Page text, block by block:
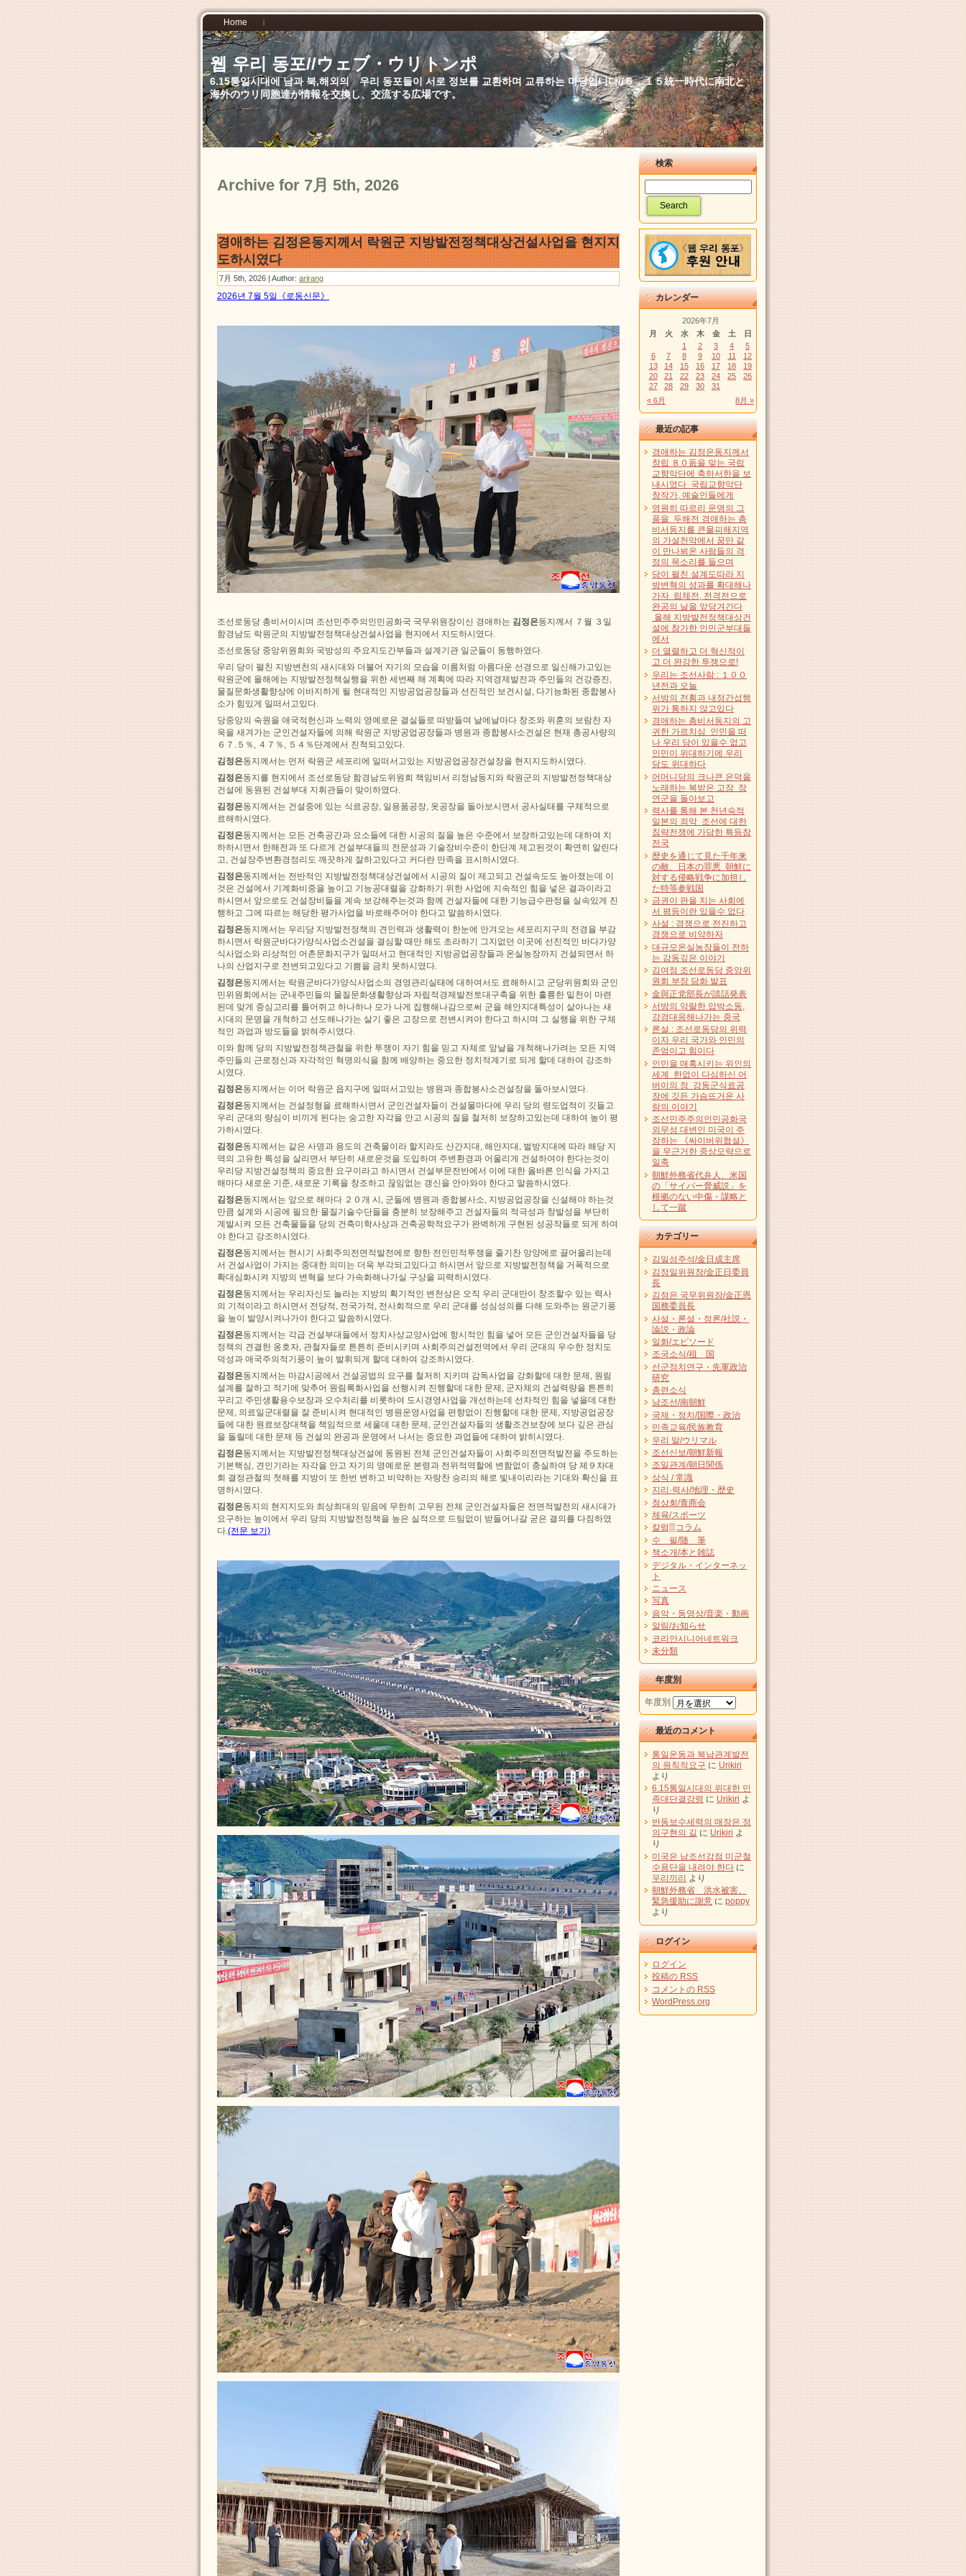
Home
웹 우리 동포//ウェブ・ウリトンポ
6.15통일시대에 남과 북,해외의 우리 동포들이 서로 정보를 교환하며 교류하는 마당입니다//６．１５統一時代に南北と
海外のウリ同胞達が情報を交換し、交流する広場です。
Archive for 7月 5th, 2026
경애하는 김정은동지께서 락원군 지방발전정책대상건설사업을 현지지
도하시였다
7月 5th, 2026 | Author: arirang
2026년 7월 5일《로동신문》
조선로동당 총비서이시며 조선민주주의인민공화국 국무위원장이신 경애하는 김정은동지께서 ７월 ３일
함경남도 락원군의 지방발전정책대상건설사업을 현지에서 지도하시였다.
조선로동당 중앙위원회와 국방성의 주요지도간부들과 설계기관 일군들이 동행하였다.
우리 당이 펼친 지방변천의 새시대와 더불어 자기의 모습을 이름처럼 아름다운 선경으로 일신해가고있는
락원군에 올해에는 지방발전정책실행을 위한 세번째 해 계획에 따라 지역경제발전과 주민들의 건강증진,
물질문화생활향상에 이바지하게 될 현대적인 지방공업공장들과 선진적인 보건시설, 다기능화된 종합봉사
소가 힘있게 일떠서고있다.
당중앙의 숙원을 애국적헌신과 노력의 영예로운 결실들로 떠받들며 날에날마다 창조와 위훈의 보람찬 자
욱을 새겨가는 군인건설자들에 의해 락원군 지방공업공장들과 병원과 종합봉사소건설은 현재 총공사량의
６７.５％, ４７％, ５４％단계에서 진척되고있다.
김정은동지께서는 먼저 락원군 세포리에 일떠서고있는 지방공업공장건설장을 현지지도하시였다.
김정은동지를 현지에서 조선로동당 함경남도위원회 책임비서 리정남동지와 락원군의 지방발전정책대상
건설에 동원된 건설부대 지휘관들이 맞이하였다.
김정은동지께서는 건설중에 있는 식료공장, 일용품공장, 옷공장을 돌아보시면서 공사실태를 구체적으로
료해하시였다.
김정은동지께서는 모든 건축공간과 요소들에 대한 시공의 질을 높은 수준에서 보장하고있는데 대하여 치
하하시면서 한해전과 또 다르게 건설부대들의 전문성과 기술장비수준이 한단계 제고된것이 확연히 알린다
고, 건설장주변환경정리도 깨끗하게 잘하고있다고 커다란 만족을 표시하시였다.
김정은동지께서는 전반적인 지방발전정책대상건설에서 시공의 질이 제고되고 건설속도도 높아졌는데 이
것은 건설에서 기계화비중을 높이고 기능공대렬을 강화하기 위한 사업에 지속적인 힘을 넣은 결과이라고
하시면서 앞으로도 건설장비들을 계속 보강해주는것과 함께 건설자들에 대한 기능급수판정을 실속있게 진
행하고 그에 따르는 해당한 평가사업을 바로해주어야 한다고 말씀하시였다.
김정은동지께서는 우리당 지방발전정책의 견인력과 생활력이 한눈에 안겨오는 세포리지구의 전경을 부감
하시면서 락원군바다가양식사업소건설을 결심할 때만 해도 초라하기 그지없던 이곳에 선진적인 바다가양
식사업소와 리상적인 어촌문화지구가 일떠서고 현대적인 지방공업공장들과 온실농장까지 건설되면서 하
나의 산업지구로 전변되고있다고 기쁨을 금치 못하시였다.
김정은동지께서는 락원군바다가양식사업소의 경영관리실태에 대하여서도 료해하시고 군당위원회와 군인
민위원회에서는 군내주민들의 물질문화생활향상과 자립적경제발전토대구축을 위한 훌륭한 밑천이 마련
된데 맞게 중심고리를 틀어쥐고 하나하나 모가 나게 집행해나감으로써 군을 해안지대특성이 살아나는 새
시대의 문명을 개척하고 선도해나가는 살기 좋은 고장으로 전변시켜야 한다고 하시며 그 실행을 위한 구체
적인 과업과 방도들을 밝혀주시였다.
이와 함께 당의 지방발전정책관철을 위한 투쟁이 자기 힘을 믿고 자체로 앞날을 개척해나가려는 모든 지역
주민들의 근로정신과 자각적인 혁명의식을 함께 배양하는 중요한 정치적계기로 되게 할데 대하여 강조하
시였다.
김정은동지께서는 이어 락원군 읍지구에 일떠서고있는 병원과 종합봉사소건설장을 돌아보시였다.
김정은동지께서는 건설정형을 료해하시면서 군인건설자들이 건설물마다에 우리 당의 령도업적이 깃들고
우리 군대의 량심이 비끼게 된다는 숭고한 자각을 안고 시공의 질을 철저히 보장하고있는데 대하여 높이 평
가하시였다.
김정은동지께서는 같은 사명과 용도의 건축물이라 할지라도 산간지대, 해안지대, 벌방지대에 따라 해당 지
역의 고유한 특성을 살리면서 부단히 새로운것을 도입하며 주변환경과 어울리게 건설하여야 한다는것이
우리당 지방건설정책의 중요한 요구이라고 하시면서 건설부문전반에서 이에 대한 옳바른 인식을 가지고
해마다 새로운 기준, 새로운 기록을 창조하고 끊임없는 갱신을 안아와야 한다고 말씀하시였다.
김정은동지께서는 앞으로 해마다 ２０개 시, 군들에 병원과 종합봉사소, 지방공업공장을 신설해야 하는것
만큼 설계와 시공에 필요한 물질기술수단들을 충분히 보장해주고 건설자들의 적극성과 창발성을 부단히
계발시켜 모든 건축물들을 당의 건축미학사상과 건축공학적요구가 완벽하게 구현된 성공작들로 되게 하여
야 한다고 강조하시였다.
김정은동지께서는 현시기 사회주의전면적발전에로 향한 전인민적투쟁을 줄기찬 앙양에로 끌어올리는데
서 건설사업이 가지는 중대한 의미는 더욱 부각되고있다고 하시면서 앞으로 지방발전정책을 거폭적으로
확대심화시켜 지방의 변혁을 보다 가속화해나가실 구상을 피력하시였다.
김정은동지께서는 우리자신도 놀라는 지방의 획기적인 변천상은 오직 우리 군대만이 창조할수 있는 력사
의 기적이라고 하시면서 전당적, 전국가적, 전사회적으로 우리 군대를 성심성의를 다해 도와주는 원군기풍
을 높이 발양시켜나가야 한다고 말씀하시였다.
김정은동지께서는 각급 건설부대들에서 정치사상교양사업에 항시적인 힘을 넣어 모든 군인건설자들을 당
정책의 견결한 옹호자, 관철자들로 튼튼히 준비시키며 사회주의건설전역에서 우리 군대의 우수한 정치도
덕성과 애국주의적기풍이 높이 발휘되게 할데 대하여 강조하시였다.
김정은동지께서는 마감시공에서 건설공법의 요구를 철저히 지키며 감독사업을 강화할데 대한 문제, 원림
설계를 잘하고 적기에 맞추어 원림록화사업을 선행시켜 진행할데 대한 문제, 군자체의 건설력량을 튼튼히
꾸리고 주민생활용수보장과 오수처리를 비롯하여 도시경영사업을 개선하는데 선차적인 힘을 넣을데 대한
문제, 의료일군대렬을 잘 준비시켜 현대적인 병원운영사업을 편향없이 진행할데 대한 문제, 지방공업공장
들에 대한 원료보장대책을 책임적으로 세울데 대한 문제, 군인건설자들의 생활조건보장에 보다 깊은 관심
을 돌릴데 대한 문제 등 건설의 완공과 운영에서 나서는 중요한 과업들에 대하여 밝히시였다.
김정은동지께서는 지방발전정책대상건설에 동원된 전체 군인건설자들이 사회주의전면적발전을 주도하는
기본핵심, 견인기라는 자각을 안고 자기의 영예로운 본령과 전위적역할에 변함없이 충실하여 당 제９차대
회 결정관철의 첫해를 지방이 또 한번 변하고 비약하는 자랑찬 승리의 해로 빛내이리라는 기대와 확신을 표
명하시였다.
김정은동지의 현지지도와 최상최대의 믿음에 무한히 고무된 전체 군인건설자들은 전면적발전의 새시대가
요구하는 높이에서 우리 당의 지방발전정책을 높은 실적으로 드팀없이 받들어나갈 굳은 결의를 다짐하였
다. (전문 보기)
検索
カレンダー
2026年7月
月
火 水 木 金 土 日
« 6月 8月 »
1 2 3 4
5
6
7 8 9 10 11
12
13
14 15 16 17 18
19
20
21 22 23 24 25
26
27
28 29 30 31
最近の記事
경애하는 김정은동지께서
창립 ８０돐을 맞는 국립
교향악단에 축하서한을 보
내시였다 국립교향악단
창작가, 예술인들에게
영원히 따르리 운명의 그
품을 두해전 경애하는 총
비서동지를 큰물피해지역
의 가설천막에서 꿈만 같
이 만나뵈온 사람들의 격
정의 목소리를 들으며
당이 펼친 설계도따라 지
방변혁의 성과를 확대해나
가자 립체전, 전격전으로
완공의 날을 앞당겨간다
올해 지방발전정책대상건
설에 참가한 인민군부대들
에서
더 열렬하고 더 혁신적이
고 더 완강한 투쟁으로!
우리는 조선사람 : １００
년전과 오늘
서방의 전횡과 내정간섭행
위가 통하지 않고있다
경애하는 총비서동지의 고
귀한 가르치심 인민을 떠
나 우리 당이 있을수 없고
인민이 위대하기에 우리
당도 위대하다
어머니당의 크나큰 은덕을
노래하는 복받은 고장 장
연군을 돌아보고
력사를 통해 본 천년숙적
일본의 죄악 조선에 대한
침략전쟁에 가담한 특등참
전국
歴史を通じて見た千年来
の敵、日本の罪悪 朝鮮に
対する侵略戦争に加担し
た特等参戦国
금권이 판을 치는 사회에
서 평등이란 있을수 없다
사설 : 경쟁으로 전진하고
경쟁으로 비약하자
대규모온실농장들이 전하
는 감동깊은 이야기
김여정 조선로동당 중앙위
원회 부장 담화 발표
金與正党部長が談話発表
서방의 악랄한 압박소동,
강경대응해나가는 중국
론설 : 조선로동당의 위력
이자 우리 국가와 인민의
존엄이고 힘이다
인민을 매혹시키는 위인의
세계 한없이 다심하신 어
버이의 정 강동군식료공
장에 깃든 가슴뜨거운 사
랑의 이야기
조선민주주의인민공화국
외무성 대변인 미국이 주
장하는 《싸이버위협설》
을 무근거한 중상모략으로
일축
朝鮮外務省代弁人、米国
の「サイバー脅威説」を
根拠のない中傷・謀略と
して一蹴
カテゴリー
김일성주석/金日成主席
김정일위원장/金正日委員
長
김정은 국무위원장/金正恩
国務委員長
사설・론설・정론/社説・
論説・政論
일화/エピソード
조국소식/祖 国
선군정치연구・先軍政治
研究
총련소식
남조선/南朝鮮
국제・정치/国際・政治
민족교육/民族教育
우리 말/ウリマル
조선신보/朝鮮新報
조일관계/朝日関係
상식 / 常識
지리·력사/地理・歴史
청상회/青商会
체육/スポーツ
칼럼▒コラム
수 필/随 筆
책소개/本と雑誌
デジタル・インターネッ
ト
ニュース
写真
음악・동영상/音楽・動画
알림/お知らせ
코리안시니어네트워크
未分類
年度別
年度別
最近のコメント
통일운동과 북남관계발전
의 원칙적요구 に Urikiri
より
6.15통일시대의 위대한 민
족대단결강령 に Urikiri よ
り
반동보수세력의 매장은 정
의구현의 길 に Urikiri よ
り
미국은 남조선강점 미군철
수용단을 내려야 한다 に
우리끼리 より
朝鮮外務省 洪水被害、
緊急援助に謝意 に poppy
より
ログイン
ログイン
投稿の RSS
コメントの RSS
WordPress.org